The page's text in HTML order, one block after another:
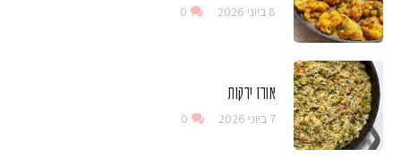
8 ביוני 2026 0
אורז ירקות
7 ביוני 2026 0